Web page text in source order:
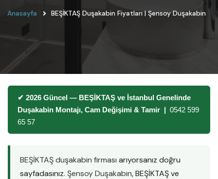
Anasayfa BEŞİKTAŞ Duşakabin Fiyatları | Şensoy Duşakabin
✔ 2026 Güncel — BEŞİKTAŞ ve İstanbul Genelinde
Duşakabin Montajı, Cam Değişimi & Tamir | 0542 599
65 57
BEŞİKTAŞ duşakabin firması arıyorsanız doğru
sayfadasınız. Şensoy Duşakabin, BEŞİKTAŞ ve